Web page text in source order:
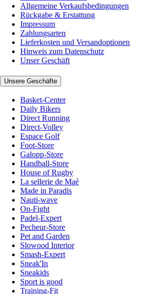
Allgemeine Verkaufsbedingungen
Rückgabe & Erstattung
Impressum
Zahlungsarten
Lieferkosten und Versandoptionen
Hinweis zum Datenschutz
Unser Geschäft
Unsere Geschäfte
Basket-Center
Daily Bikers
Direct Running
Direct-Volley
Espace Golf
Foot-Store
Galopp-Store
Handball-Store
House of Rugby
La sellerie de Maé
Made in Paradis
Nauti-wave
On-Fight
Padel-Expert
Pecheur-Store
Pet and Garden
Slowood Interior
Smash-Expert
Sneak'In
Sneakids
Sport is good
Training-Fit